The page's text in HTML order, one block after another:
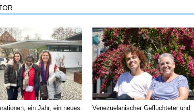
ein Jahr, ein neues
Venezuelanischer Geflüchteter und